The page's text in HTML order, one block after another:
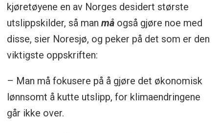
kjøretøyene en av Norges desidert største
utslippskilder, så man måogså gjøre noe med
disse, sier Noresjø, og peker på det som er den
viktigste oppskriften:
– Man må fokusere på å gjøre det økonomisk
lønnsomt å kutte utslipp, for klimaendringene
går ikke over.